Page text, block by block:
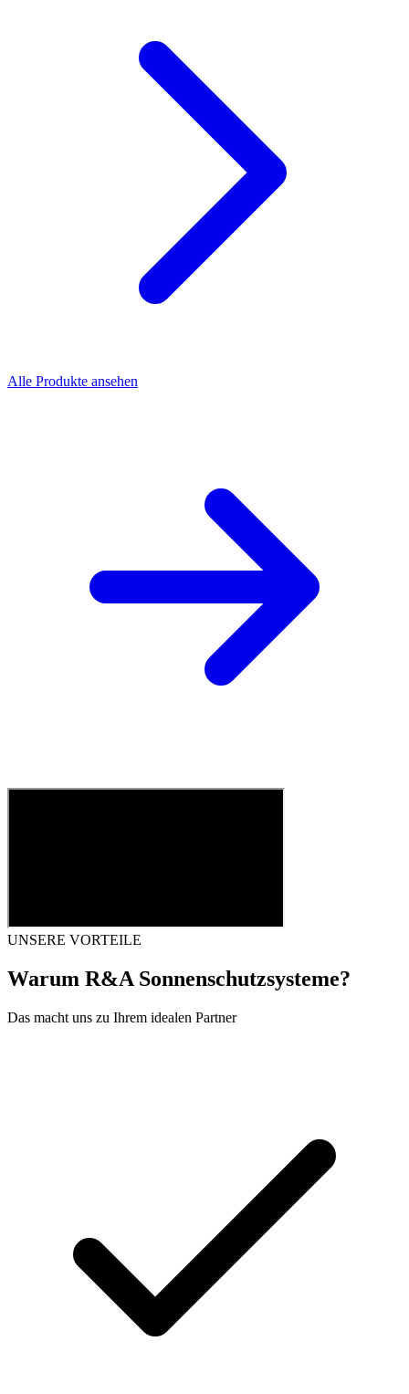
Alle Produkte ansehen
UNSERE VORTEILE
Warum R&A Sonnenschutzsysteme?
Das macht uns zu Ihrem idealen Partner